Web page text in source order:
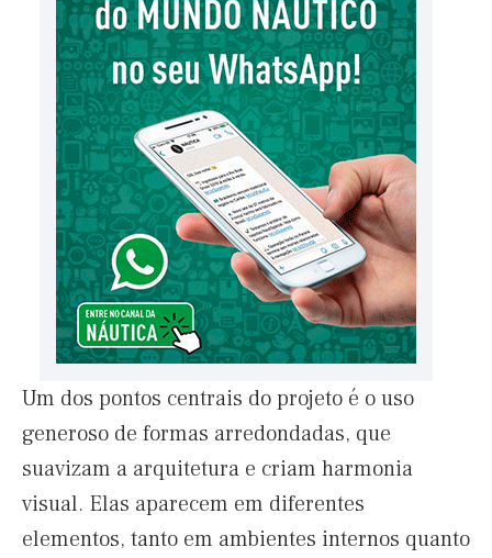
Um dos pontos centrais do projeto é o uso
generoso de formas arredondadas, que
suavizam a arquitetura e criam harmonia
visual. Elas aparecem em diferentes
elementos, tanto em ambientes internos quanto